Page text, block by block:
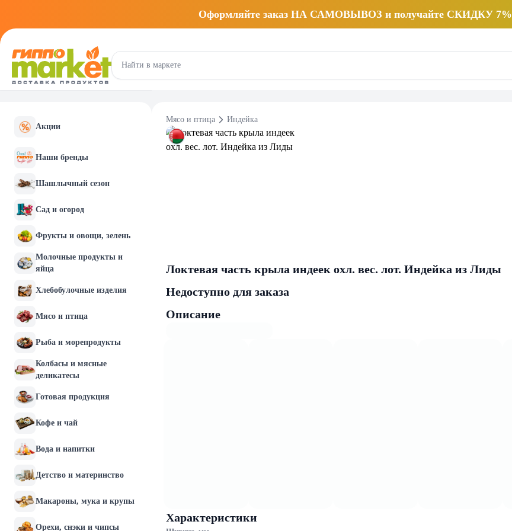
Оформляйте заказ НА САМОВЫВОЗ и получайте СКИДКУ 7%
Акции
Наши бренды
Шашлычный сезон
Сад и огород
Фрукты и овощи, зелень
Молочные продукты и
яйца
Хлебобулочные изделия
Мясо и птица
Рыба и морепродукты
Колбасы и мясные
деликатесы
Готовая продукция
Кофе и чай
Вода и напитки
Детство и материнство
Макароны, мука и крупы
Орехи, снэки и чипсы
Мясо и птица Индейка
Локтевая часть крыла индеек охл. вес. лот. Индейка из Лиды
Недоступно для заказа
Описание
Характеристики